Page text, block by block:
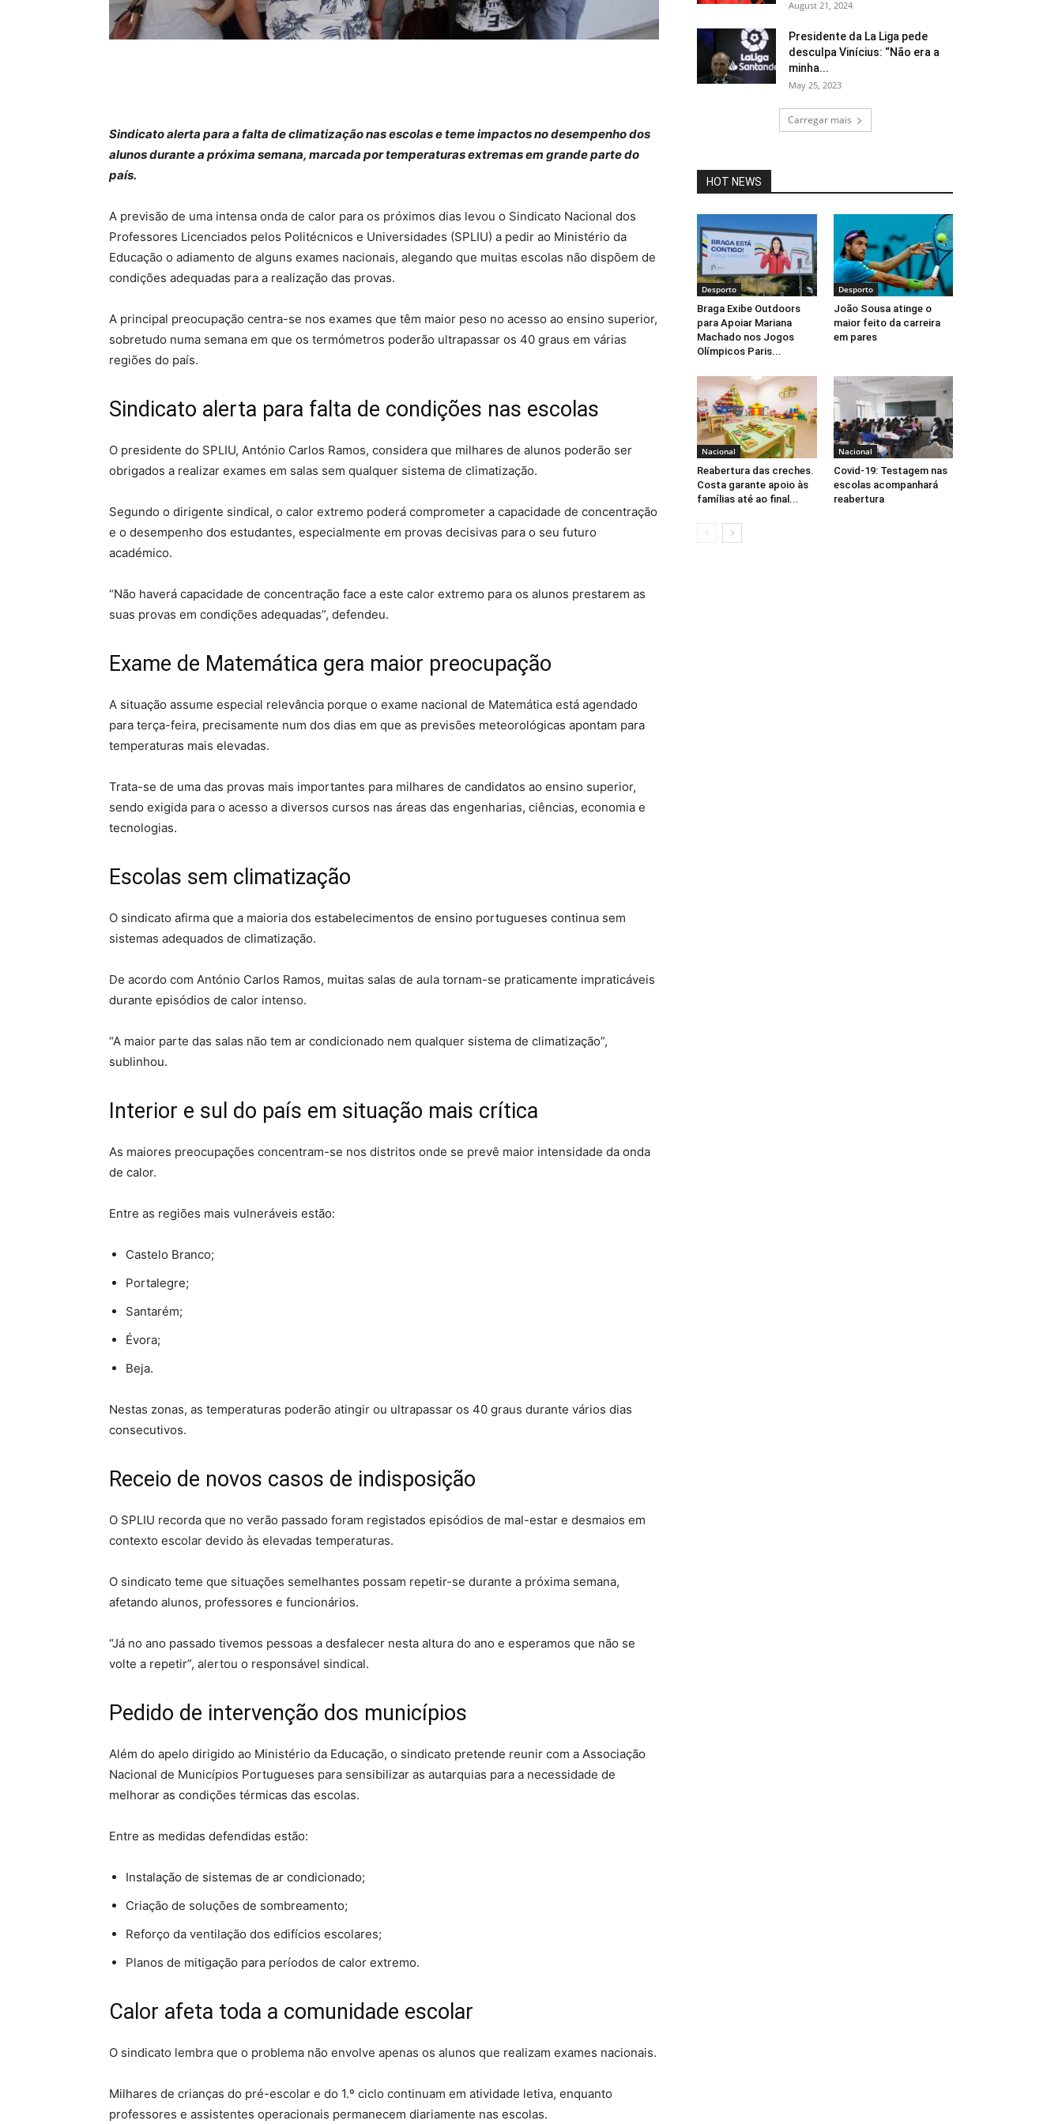
Sindicato alerta para a falta de climatização nas escolas e teme impactos no desempenho dos
alunos durante a próxima semana, marcada por temperaturas extremas em grande parte do
país.
A previsão de uma intensa onda de calor para os próximos dias levou o Sindicato Nacional dos
Professores Licenciados pelos Politécnicos e Universidades (SPLIU) a pedir ao Ministério da
Educação o adiamento de alguns exames nacionais, alegando que muitas escolas não dispõem de
condições adequadas para a realização das provas.
A principal preocupação centra-se nos exames que têm maior peso no acesso ao ensino superior,
sobretudo numa semana em que os termómetros poderão ultrapassar os 40 graus em várias
regiões do país.
Sindicato alerta para falta de condições nas escolas
O presidente do SPLIU, António Carlos Ramos, considera que milhares de alunos poderão ser
obrigados a realizar exames em salas sem qualquer sistema de climatização.
Segundo o dirigente sindical, o calor extremo poderá comprometer a capacidade de concentração
e o desempenho dos estudantes, especialmente em provas decisivas para o seu futuro
académico.
“Não haverá capacidade de concentração face a este calor extremo para os alunos prestarem as
suas provas em condições adequadas”, defendeu.
Exame de Matemática gera maior preocupação
A situação assume especial relevância porque o exame nacional de Matemática está agendado
para terça-feira, precisamente num dos dias em que as previsões meteorológicas apontam para
temperaturas mais elevadas.
Trata-se de uma das provas mais importantes para milhares de candidatos ao ensino superior,
sendo exigida para o acesso a diversos cursos nas áreas das engenharias, ciências, economia e
tecnologias.
Escolas sem climatização
O sindicato afirma que a maioria dos estabelecimentos de ensino portugueses continua sem
sistemas adequados de climatização.
De acordo com António Carlos Ramos, muitas salas de aula tornam-se praticamente impraticáveis
durante episódios de calor intenso.
“A maior parte das salas não tem ar condicionado nem qualquer sistema de climatização”,
sublinhou.
Interior e sul do país em situação mais crítica
As maiores preocupações concentram-se nos distritos onde se prevê maior intensidade da onda
de calor.
Entre as regiões mais vulneráveis estão:
Castelo Branco;
Portalegre;
Santarém;
Évora;
Beja.
Nestas zonas, as temperaturas poderão atingir ou ultrapassar os 40 graus durante vários dias
consecutivos.
Receio de novos casos de indisposição
O SPLIU recorda que no verão passado foram registados episódios de mal-estar e desmaios em
contexto escolar devido às elevadas temperaturas.
O sindicato teme que situações semelhantes possam repetir-se durante a próxima semana,
afetando alunos, professores e funcionários.
“Já no ano passado tivemos pessoas a desfalecer nesta altura do ano e esperamos que não se
volte a repetir”, alertou o responsável sindical.
Pedido de intervenção dos municípios
Além do apelo dirigido ao Ministério da Educação, o sindicato pretende reunir com a Associação
Nacional de Municípios Portugueses para sensibilizar as autarquias para a necessidade de
melhorar as condições térmicas das escolas.
Entre as medidas defendidas estão:
Instalação de sistemas de ar condicionado;
Criação de soluções de sombreamento;
Reforço da ventilação dos edifícios escolares;
Planos de mitigação para períodos de calor extremo.
Calor afeta toda a comunidade escolar
O sindicato lembra que o problema não envolve apenas os alunos que realizam exames nacionais.
Milhares de crianças do pré-escolar e do 1.º ciclo continuam em atividade letiva, enquanto
professores e assistentes operacionais permanecem diariamente nas escolas.
August 21, 2024
Presidente da La Liga pede
desculpa Vinícius: “Não era a
minha...
May 25, 2023
Carregar mais
HOT NEWS
Desporto
Braga Exibe Outdoors
para Apoiar Mariana
Machado nos Jogos
Olímpicos Paris...
Desporto
João Sousa atinge o
maior feito da carreira
em pares
Nacional
Reabertura das creches.
Costa garante apoio às
famílias até ao final...
Nacional
Covid-19: Testagem nas
escolas acompanhará
reabertura